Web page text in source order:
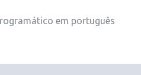
em português